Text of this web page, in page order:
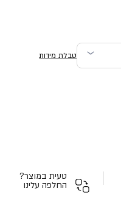
טבלת מידות
טעית במוצר?
החלפה עלינו